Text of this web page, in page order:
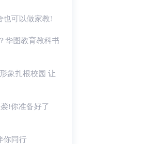
也可以做家教!
华图教育教科书
象扎根校园 让
!你准备好了
你同行